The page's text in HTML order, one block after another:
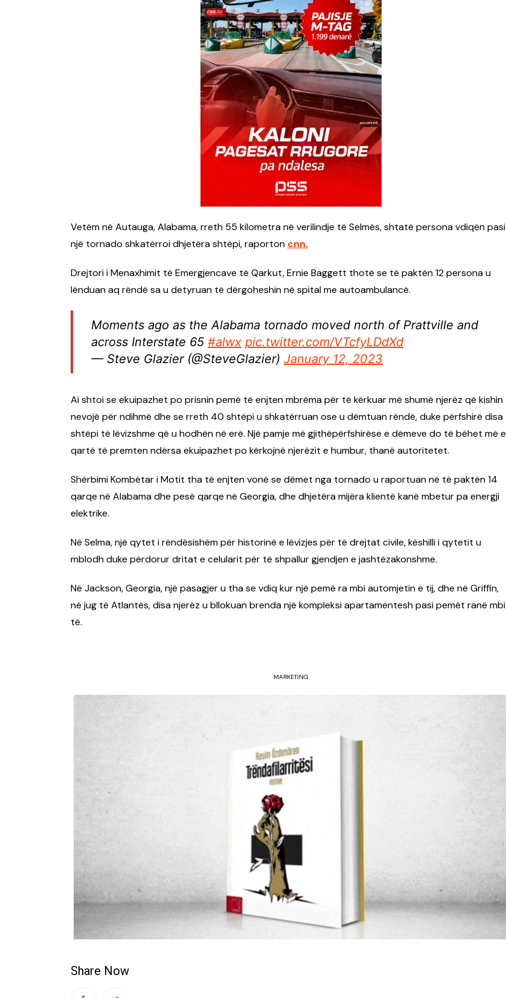
Vetëm në Autauga, Alabama, rreth 55 kilometra në verilindje të Selmës, shtatë persona vdiqën pasi
një tornado shkatërroi dhjetëra shtëpi, raporton cnn.
Drejtori i Menaxhimit të Emergjencave të Qarkut, Ernie Baggett thotë se të paktën 12 persona u
lënduan aq rëndë sa u detyruan të dërgoheshin në spital me autoambulancë.
Moments ago as the Alabama tornado moved north of Prattville and
across Interstate 65 #alwx pic.twitter.com/VTcfyLDdXd
— Steve Glazier (@SteveGlazier) January 12, 2023
Ai shtoi se ekuipazhet po prisnin pemë të enjten mbrëma për të kërkuar më shumë njerëz që kishin
nevojë për ndihmë dhe se rreth 40 shtëpi u shkatërruan ose u dëmtuan rëndë, duke përfshirë disa
shtëpi të lëvizshme që u hodhën në erë. Një pamje më gjithëpërfshirëse e dëmeve do të bëhet më e
qartë të premten ndërsa ekuipazhet po kërkojnë njerëzit e humbur, thanë autoritetet.
Shërbimi Kombëtar i Motit tha të enjten vonë se dëmet nga tornado u raportuan në të paktën 14
qarqe në Alabama dhe pesë qarqe në Georgia, dhe dhjetëra mijëra klientë kanë mbetur pa energji
elektrike.
Në Selma, një qytet i rëndësishëm për historinë e lëvizjes për të drejtat civile, këshilli i qytetit u
mblodh duke përdorur dritat e celularit për të shpallur gjendjen e jashtëzakonshme.
Në Jackson, Georgia, një pasagjer u tha se vdiq kur një pemë ra mbi automjetin e tij, dhe në Griffin,
në jug të Atlantës, disa njerëz u bllokuan brenda një kompleksi apartamentesh pasi pemët ranë mbi
të.
MARKETING
Share Now